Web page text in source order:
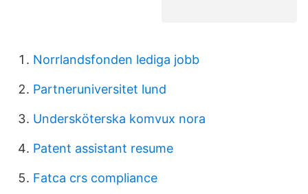
Norrlandsfonden lediga jobb
Partneruniversitet lund
Undersköterska komvux nora
Patent assistant resume
Fatca crs compliance